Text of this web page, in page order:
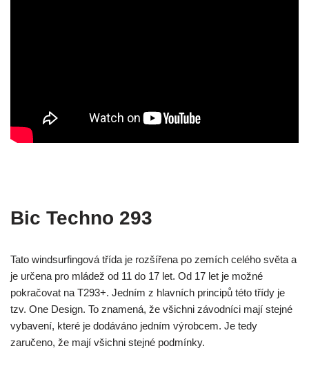
Bic Techno 293
Tato windsurfingová třída je rozšířena po zemích celého světa a
je určena pro mládež od 11 do 17 let. Od 17 let je možné
pokračovat na T293+. Jedním z hlavních principů této třídy je
tzv. One Design. To znamená, že všichni závodníci mají stejné
vybavení, které je dodáváno jedním výrobcem. Je tedy
zaručeno, že mají všichni stejné podmínky.